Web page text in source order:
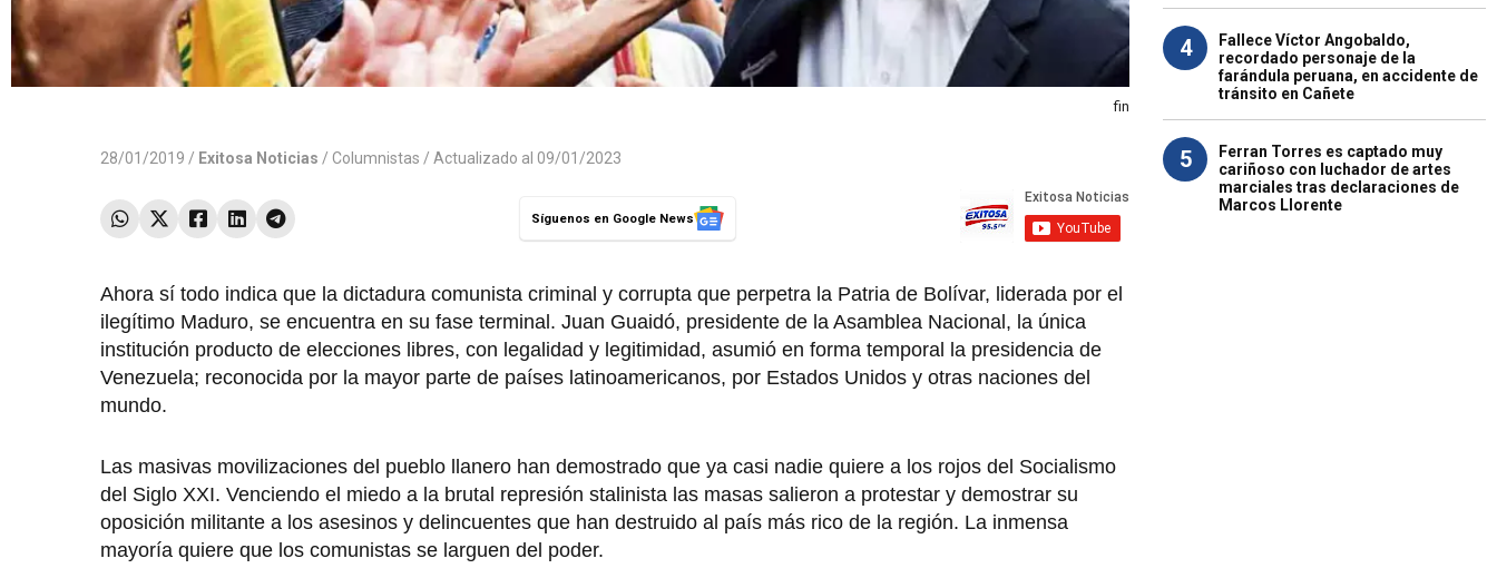
fin
28/01/2019 / Exitosa Noticias / Columnistas / Actualizado al 09/01/2023
Síguenos en Google News
Ahora sí todo indica que la dictadura comunista criminal y corrupta que perpetra la Patria de Bolívar, liderada por el
ilegítimo Maduro, se encuentra en su fase terminal. Juan Guaidó, presidente de la Asamblea Nacional, la única
institución producto de elecciones libres, con legalidad y legitimidad, asumió en forma temporal la presidencia de
Venezuela; reconocida por la mayor parte de países latinoamericanos, por Estados Unidos y otras naciones del
mundo.
Las masivas movilizaciones del pueblo llanero han demostrado que ya casi nadie quiere a los rojos del Socialismo
del Siglo XXI. Venciendo el miedo a la brutal represión stalinista las masas salieron a protestar y demostrar su
oposición militante a los asesinos y delincuentes que han destruido al país más rico de la región. La inmensa
mayoría quiere que los comunistas se larguen del poder.
4
Fallece Víctor Angobaldo,
recordado personaje de la
farándula peruana, en accidente de
tránsito en Cañete
5
Ferran Torres es captado muy
cariñoso con luchador de artes
marciales tras declaraciones de
Marcos Llorente